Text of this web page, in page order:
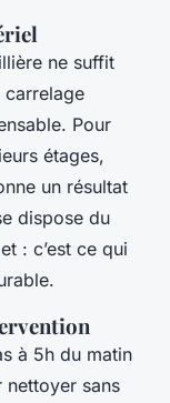
ne suffit
carrelage
Pour
étages,
un résultat
dispose du
: c’est ce qui
à 5h du matin
nettoyer sans